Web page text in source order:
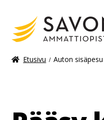
Etusivu Auton sisäpesu